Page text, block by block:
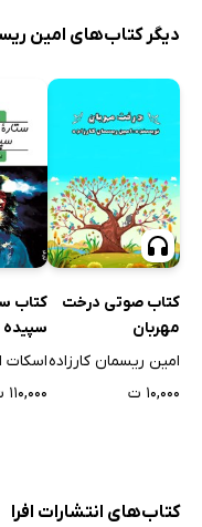
دیگر کتاب‌های امین
کتاب صوتی درخت
مهربان
امین ریسمان کارزاده
۱۰,۰۰۰ ت
کتاب
اسکات
۱۱۰,۰۰۰ ت
کتاب‌های انتشارات افرا